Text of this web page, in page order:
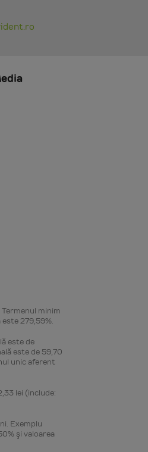
minim
279,59%.
este de
este de 59,70
unic aferent
lei (include:
Exemplu
şi valoarea